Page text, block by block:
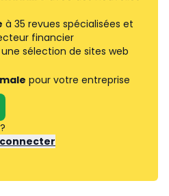
à 35 revues spécialisées et
financier
sélection de sites web
pour votre entreprise